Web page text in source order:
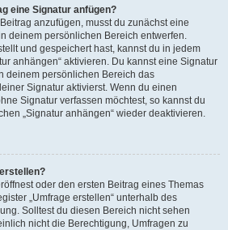
eine Signatur anfügen?
anzufügen, musst du zunächst eine
deinem persönlichen Bereich entwerfen.
und gespeichert hast, kannst du in jedem
anhängen“ aktivieren. Du kannst eine Signatur
deinem persönlichen Bereich das
Signatur aktivierst. Wenn du einen
Signatur verfassen möchtest, so kannst du
„Signatur anhängen“ wieder deaktivieren.
oder den ersten Beitrag eines Themas
„Umfrage erstellen“ unterhalb des
Solltest du diesen Bereich nicht sehen
nicht die Berechtigung, Umfragen zu